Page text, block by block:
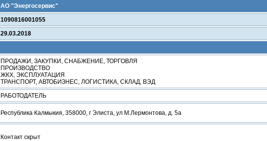
АО "Энергосервис"
1090816001055
29.03.2018
ПРОДАЖИ, ЗАКУПКИ, СНАБЖЕНИЕ, ТОРГОВЛЯ
ПРОИЗВОДСТВО
ЖКХ, ЭКСПЛУАТАЦИЯ
ТРАНСПОРТ, АВТОБИЗНЕС, ЛОГИСТИКА, СКЛАД, ВЭД
РАБОТОДАТЕЛЬ
Республика Калмыкия, 358000, г Элиста, ул М.Лермонтова, д. 5а
Контакт скрыт